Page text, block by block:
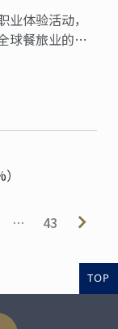
体验活动，
球餐旅业的未
… 43
TOP